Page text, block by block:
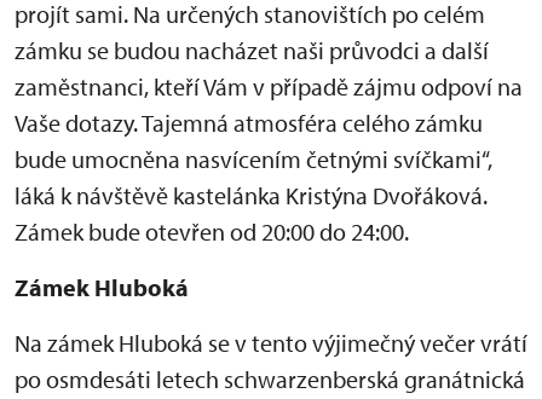
projít sami. Na určených stanovištích po celém
zámku se budou nacházet naši průvodci a další
zaměstnanci, kteří Vám v případě zájmu odpoví na
Vaše dotazy. Tajemná atmosféra celého zámku
bude umocněna nasvícením četnými svíčkami“,
láká k návštěvě kastelánka Kristýna Dvořáková.
Zámek bude otevřen od 20:00 do 24:00.
Zámek Hluboká
Na zámek Hluboká se v tento výjimečný večer vrátí
po osmdesáti letech schwarzenberská granátnická